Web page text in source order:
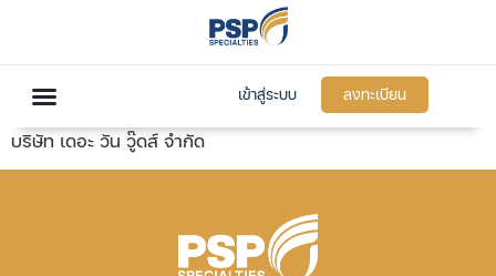
เข้าสู่ระบบ ลงทะเบียน
บริษัท เดอะ วัน วู๊ดส์ จำกัด